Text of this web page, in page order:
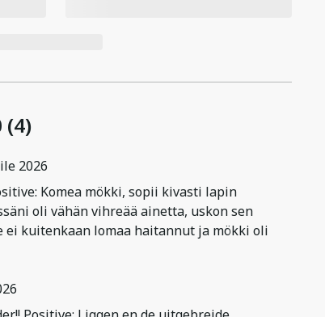
(4)
2026
Komea mökki, sopii kivasti lapin
oli vähän vihreää ainetta, uskon sen
ei kuitenkaan lomaa haitannut ja mökki oli